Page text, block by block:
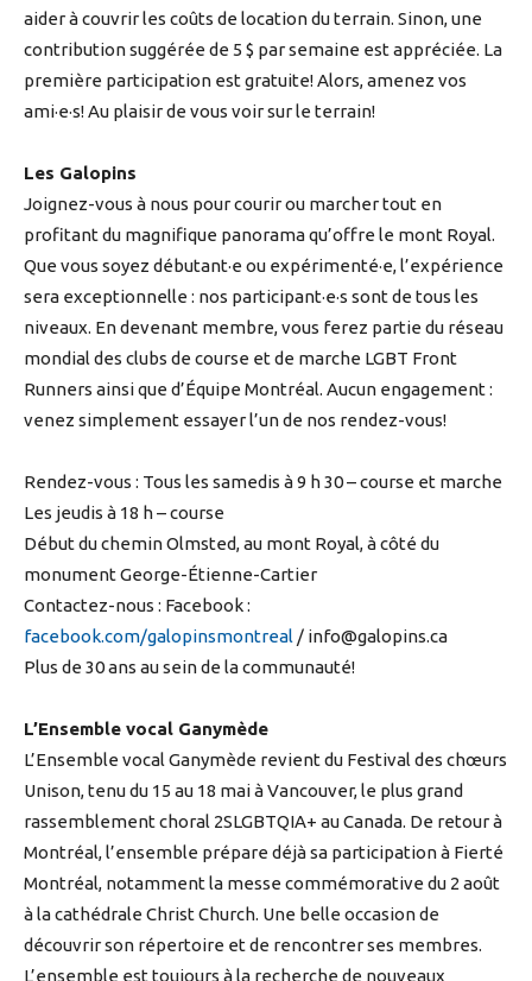
aider à couvrir les coûts de location du terrain. Sinon, une
contribution suggérée de 5 $ par semaine est appréciée. La
première participation est gratuite! Alors, amenez vos
ami·e·s! Au plaisir de vous voir sur le terrain!
Les Galopins
Joignez-vous à nous pour courir ou marcher tout en
profitant du magnifique panorama qu’offre le mont Royal.
Que vous soyez débutant·e ou expérimenté·e, l’expérience
sera exceptionnelle : nos participant·e·s sont de tous les
niveaux. En devenant membre, vous ferez partie du réseau
mondial des clubs de course et de marche LGBT Front
Runners ainsi que d’Équipe Montréal. Aucun engagement :
venez simplement essayer l’un de nos rendez-vous!
Rendez-vous : Tous les samedis à 9 h 30 – course et marche
Les jeudis à 18 h – course
Début du chemin Olmsted, au mont Royal, à côté du
monument George-Étienne-Cartier
Contactez-nous : Facebook :
facebook.com/galopinsmontreal / info@galopins.ca
Plus de 30 ans au sein de la communauté!
L’Ensemble vocal Ganymède
L’Ensemble vocal Ganymède revient du Festival des chœurs
Unison, tenu du 15 au 18 mai à Vancouver, le plus grand
rassemblement choral 2SLGBTQIA+ au Canada. De retour à
Montréal, l’ensemble prépare déjà sa participation à Fierté
Montréal, notamment la messe commémorative du 2 août
à la cathédrale Christ Church. Une belle occasion de
découvrir son répertoire et de rencontrer ses membres.
L’ensemble est toujours à la recherche de nouveaux